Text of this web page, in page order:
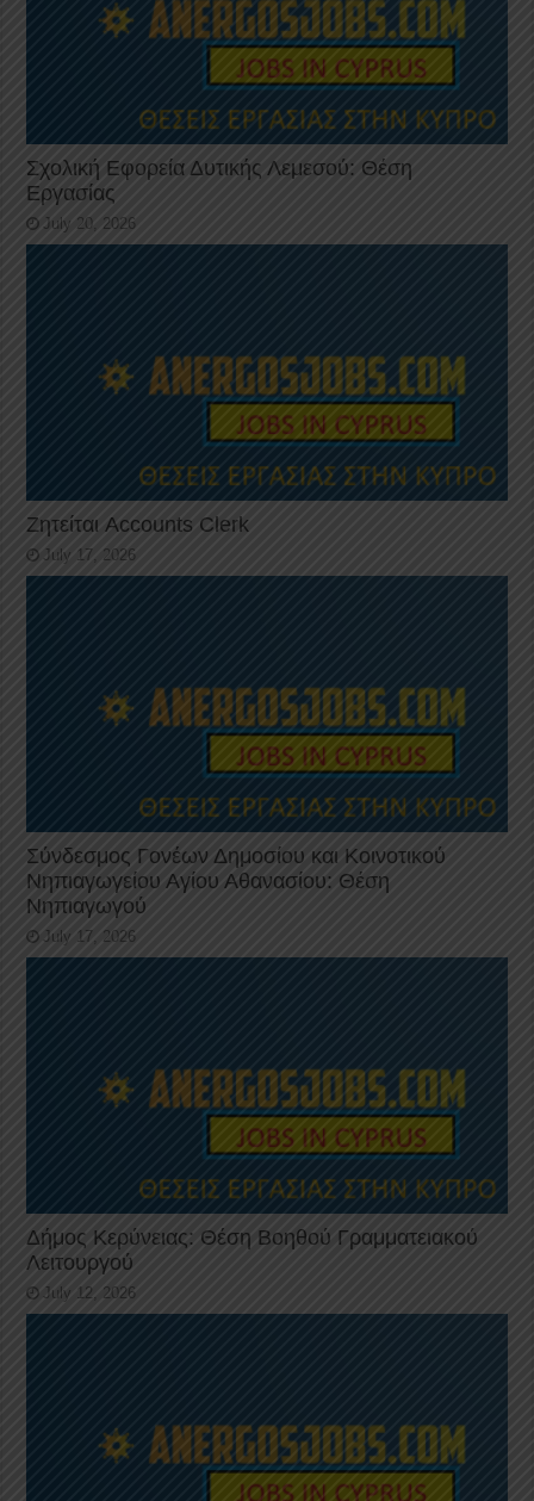
Σχολική Εφορεία Δυτικής Λεμεσού: Θέση
Εργασίας
July 20, 2026
Ζητείται Accounts Clerk
July 17, 2026
Σύνδεσμος Γονέων Δημοσίου και Κοινοτικού
Νηπιαγωγείου Αγίου Αθανασίου: Θέση
Νηπιαγωγού
July 17, 2026
Δήμος Κερύνειας: Θέση Βοηθού Γραμματειακού
Λειτουργού
July 12, 2026